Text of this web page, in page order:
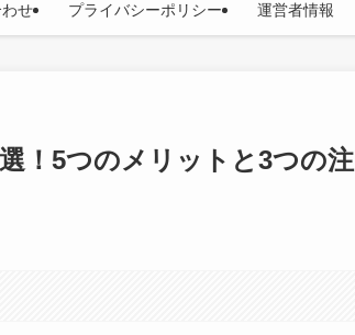
せ プライバシーポリシー 運営者情報
！5つのメリットと3つの注